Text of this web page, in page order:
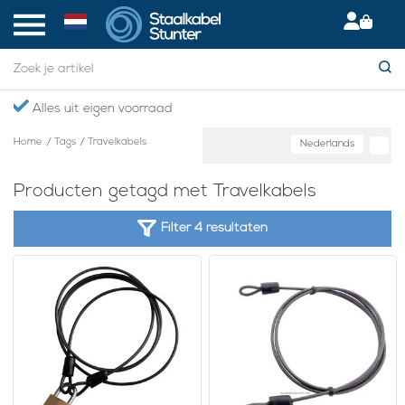
Alles uit eigen voorraad
Home / Tags / Travelkabels Nederlands
Producten getagd met Travelkabels
Filter 4 resultaten